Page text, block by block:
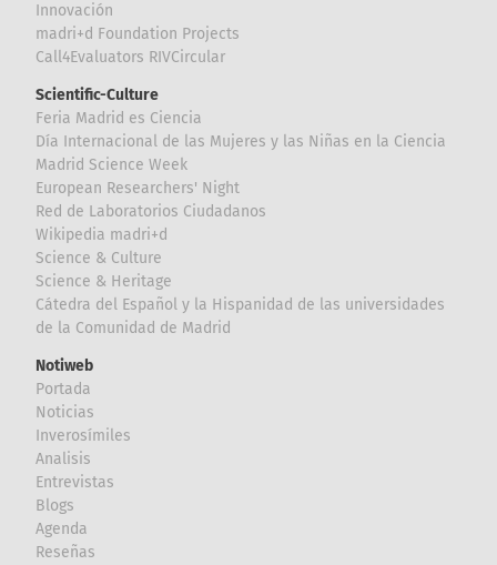
Innovación
madri+d Foundation Projects
Call4Evaluators RIVCircular
Scientific-Culture
Feria Madrid es Ciencia
Día Internacional de las Mujeres y las Niñas en la Ciencia
Madrid Science Week
European Researchers' Night
Red de Laboratorios Ciudadanos
Wikipedia madri+d
Science & Culture
Science & Heritage
Cátedra del Español y la Hispanidad de las universidades
de la Comunidad de Madrid
Notiweb
Portada
Noticias
Inverosímiles
Analisis
Entrevistas
Blogs
Agenda
Reseñas